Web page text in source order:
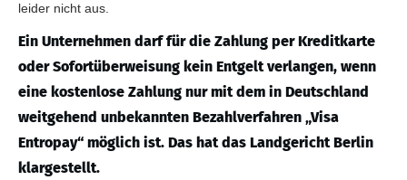
leider nicht aus.
Ein Unternehmen darf für die Zahlung per Kreditkarte
oder Sofortüberweisung kein Entgelt verlangen, wenn
eine kostenlose Zahlung nur mit dem in Deutschland
weitgehend unbekannten Bezahlverfahren „Visa
Entropay“ möglich ist. Das hat das Landgericht Berlin
klargestellt.